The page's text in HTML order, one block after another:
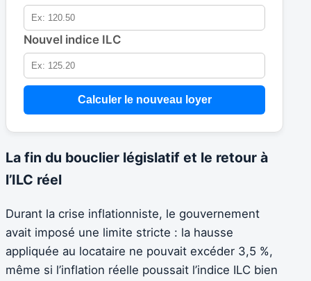
Nouvel indice ILC
Calculer le nouveau loyer
La fin du bouclier législatif et le retour à
l’ILC réel
Durant la crise inflationniste, le gouvernement
avait imposé une limite stricte : la hausse
appliquée au locataire ne pouvait excéder 3,5 %,
même si l’inflation réelle poussait l’indice ILC bien